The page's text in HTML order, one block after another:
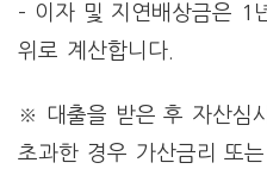
– 이자 및 지연배상금은
위로 계산합니다.
※ 대출을 받은 후 자산심
초과한 경우 가산금리 또